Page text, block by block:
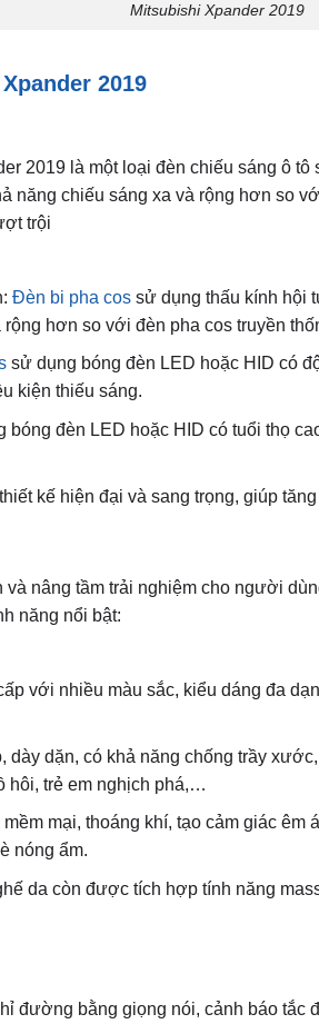
Mitsubishi Xpander 2019
2019
2019 là một loại đèn chiếu sáng ô
năng chiếu sáng xa và rộng hơn so
trội
Đèn bi pha cossử dụng thấu kính hội
hơn so với đèn pha cos truyền
sử dụng bóng đèn LED hoặc HID có
kiện thiếu sáng.
đèn LED hoặc HID có tuổi thọ
kế hiện đại và sang trọng, giúp
nâng tầm trải nghiệm cho người
năng nổi bật:
với nhiều màu sắc, kiểu dáng đa
dày dặn, có khả năng chống trầy
hôi, trẻ em nghịch phá,…
mại, thoáng khí, tạo cảm giác
nóng ẩm.
da còn được tích hợp tính năng
đường bằng giọng nói, cảnh báo tắc